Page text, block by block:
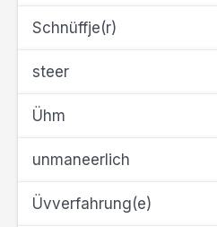
Schnüffje(r)
steer
Ühm
unmaneerlich
Üvverfahrung(e)